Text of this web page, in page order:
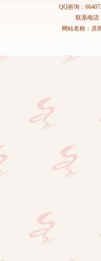
QQ咨询：
联系电话
网站名称：灵